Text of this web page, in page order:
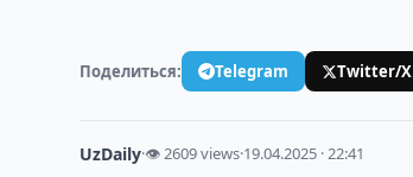
Поделиться: Telegram Twitter/X
UzDaily·👁 2609 views·19.04.2025 · 22:41